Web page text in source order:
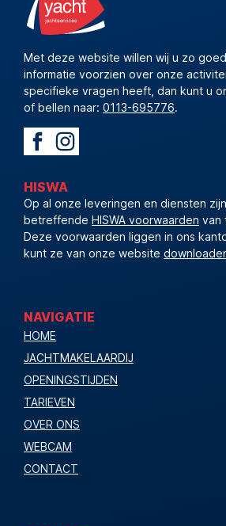
Met deze website willen wij u zo
informatie voorzien over onze
specifieke vragen heeft, dan kunt u
of bellen naar: 0113-695776.
HISWA
Op al onze leveringen en diensten
betreffende HISWA voorwaarden van
Deze voorwaarden liggen in ons
kunt ze van onze website
NAVIGATIE
HOME
JACHTMAKELAARDIJ
OPENINGSTIJDEN
TARIEVEN
OVER ONS
WEBCAM
CONTACT